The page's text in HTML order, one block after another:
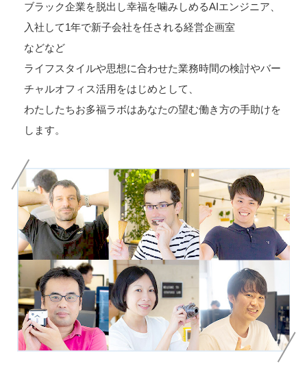
ブラック企業を脱出し幸福を噛みしめるAIエンジニア、
入社して1年で新子会社を任される経営企画室
などなど
ライフスタイルや思想に合わせた業務時間の検討やバー
チャルオフィス活用をはじめとして、
わたしたちお多福ラボはあなたの望む働き方の手助けを
します。